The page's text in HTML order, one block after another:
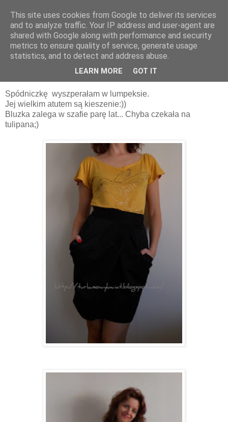
10 maja 2011
Czarny tulipan i koliber
Spódniczkę wyszperałam w lumpeksie.
Jej wielkim atutem są kieszenie:))
Bluzka zalega w szafie parę lat... Chyba czekała na
tulipana;)
This site uses cookies from Google to deliver its services
and to analyze traffic. Your IP address and user-agent are
shared with Google along with performance and security
metrics to ensure quality of service, generate usage
statistics, and to detect and address abuse.
LEARN MORE GOT IT